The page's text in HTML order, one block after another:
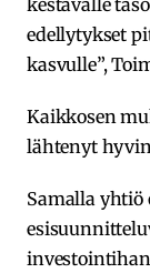
kestävälle
edellytykset
kasvulle”,
Kaikkosen
lähtenyt
Samalla